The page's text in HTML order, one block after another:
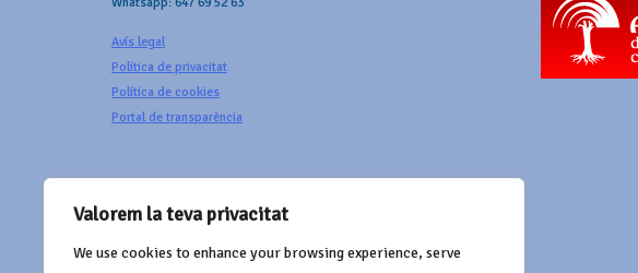
Valorem la teva privacitat
We use cookies to enhance your browsing experience, serve
Avís legal
Política de privacitat
Política de cookies
Portal de transparència